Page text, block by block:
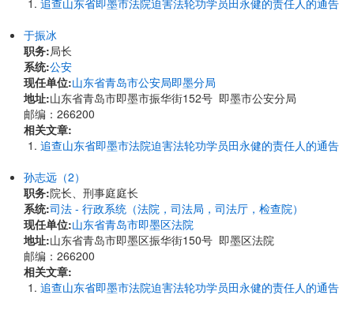
追查山东省即墨市法院迫害法轮功学员田永健的责任人的通告
于振冰
职务:局长
系统:公安
现任单位:山东省青岛市公安局即墨分局
地址:山东省青岛市即墨市振华街152号 即墨市公安分局
邮编：266200
相关文章:
追查山东省即墨市法院迫害法轮功学员田永健的责任人的通告
孙志远（2）
职务:院长、刑事庭庭长
系统:司法 - 行政系统（法院，司法局，司法厅，检查院）
现任单位:山东省青岛市即墨区法院
地址:山东省青岛市即墨区振华街150号 即墨区法院
邮编：266200
相关文章:
追查山东省即墨市法院迫害法轮功学员田永健的责任人的通告